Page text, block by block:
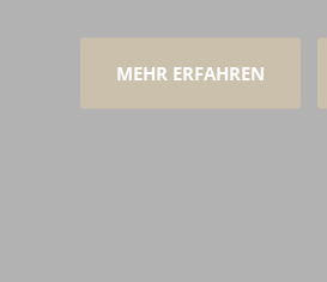
MEHR ERFAHREN